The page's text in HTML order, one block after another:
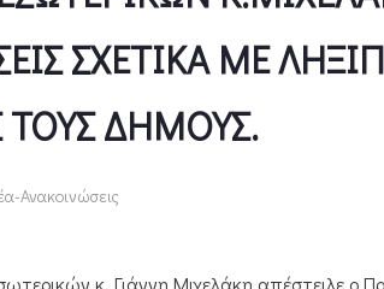
ΣΧΕΤΙΚΑ ΜΕ
ΤΟΥΣ ΔΗΜΟΥΣ.
Ανακοινώσεις
κ. Γιάννη Μιχελάκη απέστειλε ο